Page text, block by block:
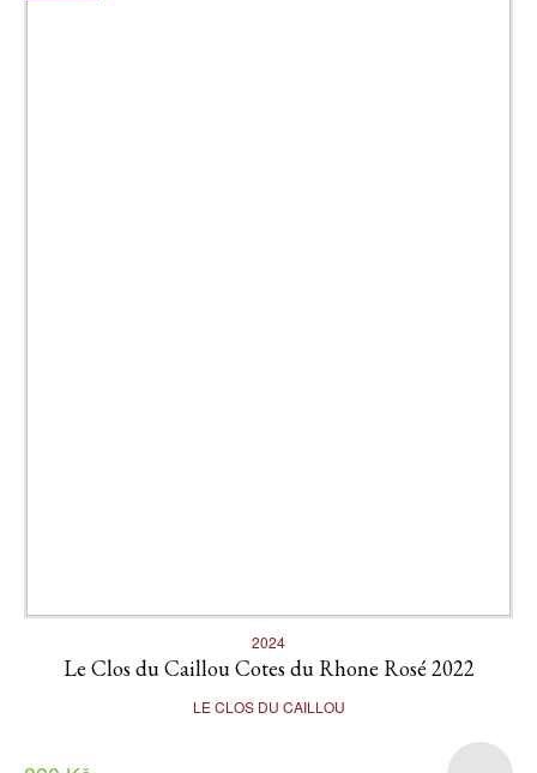
2024
Le Clos du Caillou Cotes du Rhone Rosé 2022
LE CLOS DU CAILLOU